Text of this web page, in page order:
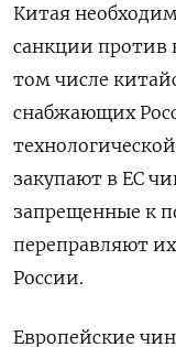
Китая
санкции против
том числе
снабжающих
закупают в ЕС
запрещенные к
переправляют
России.
Европейские